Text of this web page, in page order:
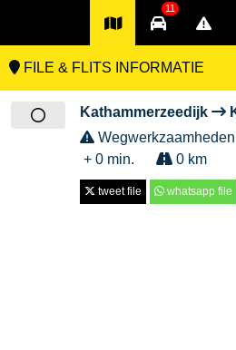
11
FILE & FLITS INFORMATIE
Kathammerzeedijk
Wegwerkzaamheden
+ 0 min.
0 km
tweet file whatsapp file